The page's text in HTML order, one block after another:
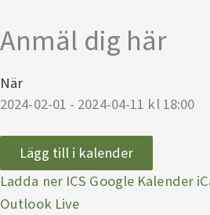
Anmäl dig här
När
2024-02-01 - 2024-04-11 kl 18:00
Lägg till i kalender
Ladda ner ICS Google Kalender
Outlook Live